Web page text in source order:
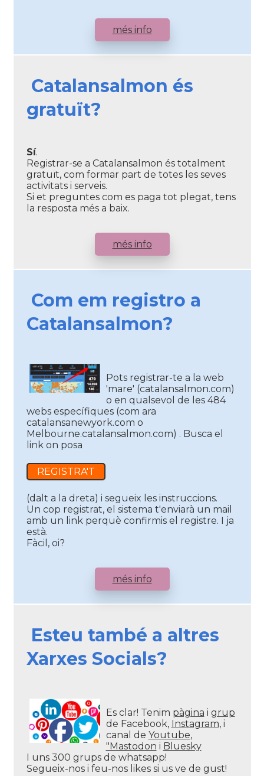
més info
Catalansalmon és
gratuït?
Sí.
Registrar-se a Catalansalmon és totalment
gratuït, com formar part de totes les seves
activitats i serveis.
Si et preguntes com es paga tot plegat, tens
la resposta més a baix.
més info
Com em registro a
Catalansalmon?
Pots registrar-te a la web
'mare' (catalansalmon.com)
o en qualsevol de les 484
webs específiques (com ara
catalansanewyork.com o
Melbourne.catalansalmon.com) . Busca el
link on posa
REGISTRA'T
(dalt a la dreta) i segueix les instruccions.
Un cop registrat, el sistema t'enviarà un mail
amb un link perquè confirmis el registre. I ja
està.
Fàcil, oi?
més info
Esteu també a altres
Xarxes Socials?
Es clar! Tenim pàgina i grup
de Facebook, Instagram, i
canal de Youtube,
"Mastodon i Bluesky
I uns 300 grups de whatsapp!
Segueix-nos i feu-nos likes si us ve de gust!